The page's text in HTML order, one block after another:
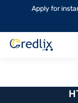
Apply for